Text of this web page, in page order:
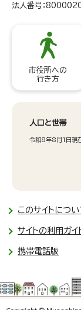
法人番号：
市役所への
行き方
人口と世帯
令和8年8月1日現
このサイトについ
サイトの利用ガイ
携帯電話版